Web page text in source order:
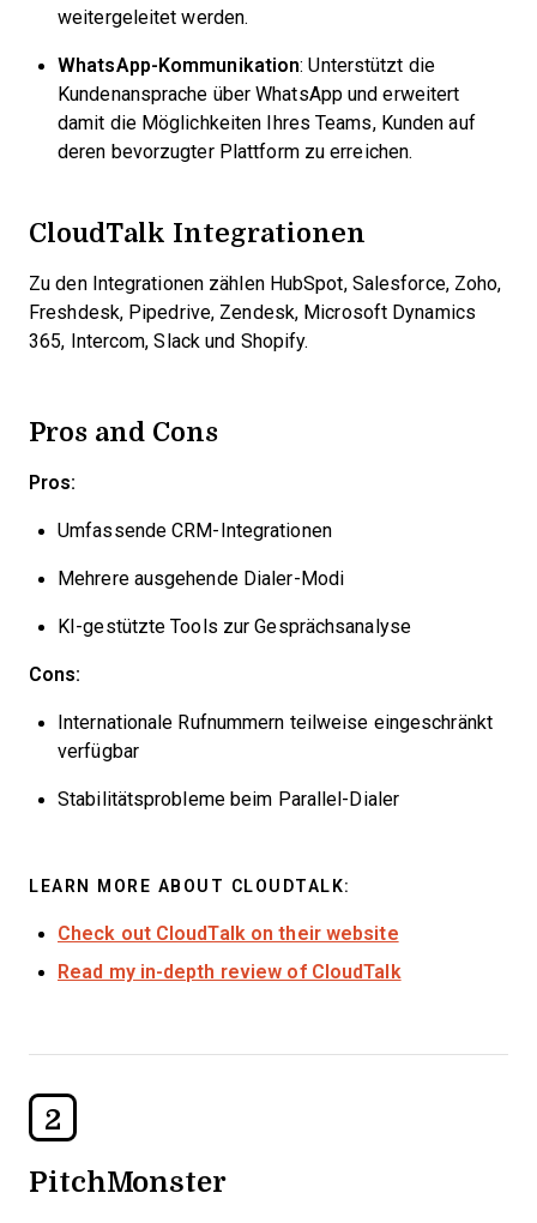
weitergeleitet werden.
WhatsApp-Kommunikation: Unterstützt die
Kundenansprache über WhatsApp und erweitert
damit die Möglichkeiten Ihres Teams, Kunden auf
deren bevorzugter Plattform zu erreichen.
CloudTalk Integrationen
Zu den Integrationen zählen HubSpot, Salesforce, Zoho,
Freshdesk, Pipedrive, Zendesk, Microsoft Dynamics
365, Intercom, Slack und Shopify.
Pros and Cons
Pros:
Umfassende CRM-Integrationen
Mehrere ausgehende Dialer-Modi
KI-gestützte Tools zur Gesprächsanalyse
Cons:
Internationale Rufnummern teilweise eingeschränkt
verfügbar
Stabilitätsprobleme beim Parallel-Dialer
LEARN MORE ABOUT CLOUDTALK:
Check out CloudTalk on their website
Read my in-depth review of CloudTalk
2
PitchMonster